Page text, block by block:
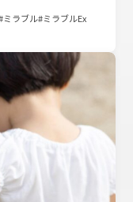
ミラブル ミラブルEx